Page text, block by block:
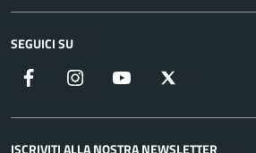
SEGUICI SU
Facebook Instagram YouTube